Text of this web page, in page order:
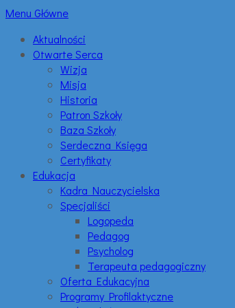
Menu Główne
Aktualności
Otwarte Serca
Wizja
Misja
Historia
Patron Szkoły
Baza Szkoły
Serdeczna Księga
Certyfikaty
Edukacja
Kadra Nauczycielska
Specjaliści
Logopeda
Pedagog
Psycholog
Terapeuta pedagogiczny
Oferta Edukacyjna
Programy Profilaktyczne